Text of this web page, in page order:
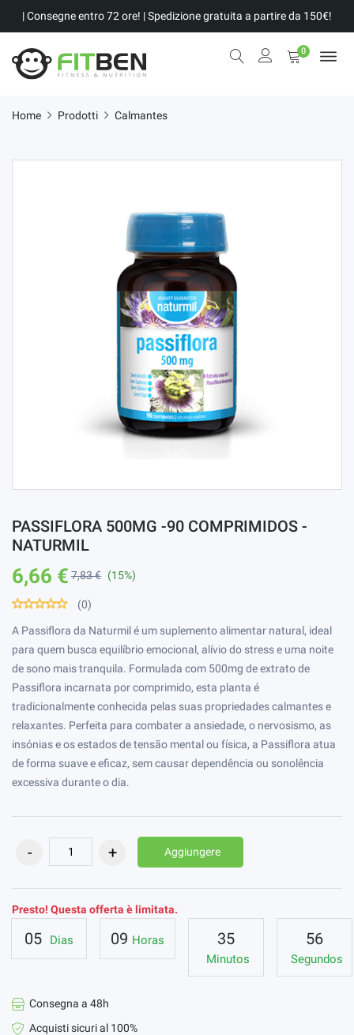
| Consegne entro 72 ore! | Spedizione gratuita a partire da 150€!
0
Home Prodotti Calmantes
PASSIFLORA 500MG -90 COMPRIMIDOS -
NATURMIL
6,66 € 7,83 € (15%)
(0)
A Passiflora da Naturmil é um suplemento alimentar natural, ideal
para quem busca equilíbrio emocional, alívio do stress e uma noite
de sono mais tranquila. Formulada com 500mg de extrato de
Passiflora incarnata por comprimido, esta planta é
tradicionalmente conhecida pelas suas propriedades calmantes e
relaxantes. Perfeita para combater a ansiedade, o nervosismo, as
insónias e os estados de tensão mental ou física, a Passiflora atua
de forma suave e eficaz, sem causar dependência ou sonolência
excessiva durante o dia.
Aggiungere
Presto! Questa offerta è limitata.
05 Dias 09 Horas 35
Minutos
56
Segundos
Consegna a 48h
Acquisti sicuri al 100%